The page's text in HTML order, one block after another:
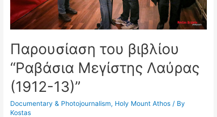
Παρουσίαση του βιβλίου
“Ραβάσια Μεγίστης Λαύρας
(1912-13)”
Documentary & Photojournalism, Holy Mount Athos / By
Kostas